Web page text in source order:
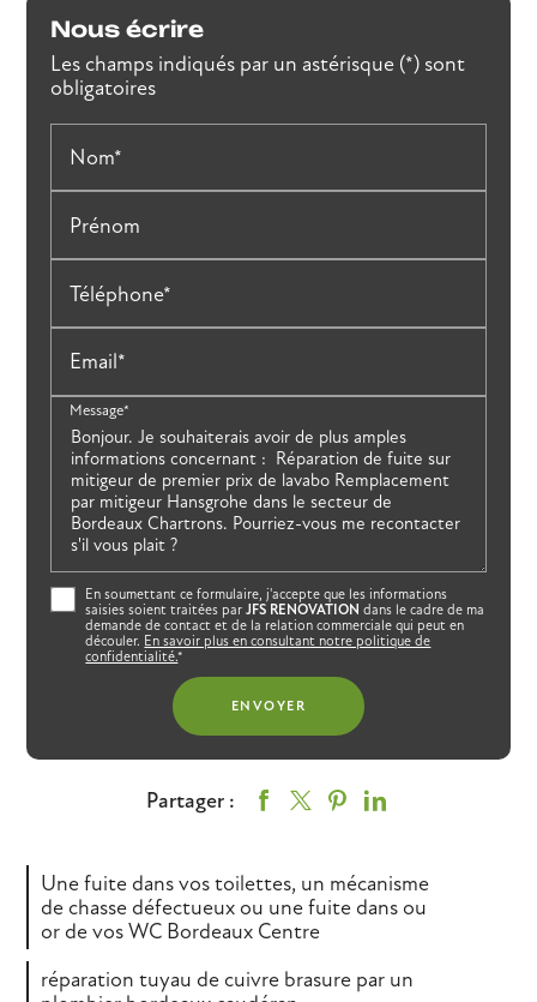
Nous écrire
Les champs indiqués par un astérisque (*) sont
obligatoires
Nom*
Prénom
Téléphone*
Email*
Message*
En soumettant ce formulaire, j'accepte que les informations
saisies soient traitées parJFS RENOVATION dans le cadre de ma
demande de contact et de la relation commerciale qui peut en
découler. En savoir plus en consultant notre politique de
confidentialité.*
Partager :
Une fuite dans vos toilettes, un mécanisme
de chasse défectueux ou une fuite dans ou
or de vos WC Bordeaux Centre
réparation tuyau de cuivre brasure par un